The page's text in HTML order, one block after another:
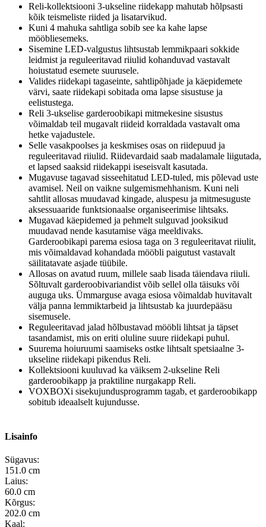
Reli-kollektsiooni 3-ukseline riidekapp mahutab hõlpsasti
kõik teismeliste riided ja lisatarvikud.
Kuni 4 mahuka sahtliga sobib see ka kahe lapse
mööbliesemeks.
Sisemine LED-valgustus lihtsustab lemmikpaari sokkide
leidmist ja reguleeritavad riiulid kohanduvad vastavalt
hoiustatud esemete suurusele.
Valides riidekapi tagaseinte, sahtlipõhjade ja käepidemete
värvi, saate riidekapi sobitada oma lapse sisustuse ja
eelistustega.
Reli 3-ukselise garderoobikapi mitmekesine sisustus
võimaldab teil mugavalt riideid korraldada vastavalt oma
hetke vajadustele.
Selle vasakpoolses ja keskmises osas on riidepuud ja
reguleeritavad riiulid. Riidevardaid saab madalamale liigutada,
et lapsed saaksid riidekappi iseseisvalt kasutada.
Mugavuse tagavad sisseehitatud LED-tuled, mis põlevad uste
avamisel. Neil on vaikne sulgemismehhanism. Kuni neli
sahtlit allosas muudavad kingade, aluspesu ja mitmesuguste
aksessuaaride funktsionaalse organiseerimise lihtsaks.
Mugavad käepidemed ja pehmelt sulguvad jooksikud
muudavad nende kasutamise väga meeldivaks.
Garderoobikapi parema esiosa taga on 3 reguleeritavat riiulit,
mis võimaldavad kohandada mööbli paigutust vastavalt
säilitatavate asjade tüübile.
Allosas on avatud ruum, millele saab lisada täiendava riiuli.
Sõltuvalt garderoobivariandist võib sellel olla täisuks või
auguga uks. Ümmarguse avaga esiosa võimaldab huvitavalt
välja panna lemmiktarbeid ja lihtsustab ka juurdepääsu
sisemusele.
Reguleeritavad jalad hõlbustavad mööbli lihtsat ja täpset
tasandamist, mis on eriti oluline suure riidekapi puhul.
Suurema hoiuruumi saamiseks ostke lihtsalt spetsiaalne 3-
ukseline riidekapi pikendus Reli.
Kollektsiooni kuuluvad ka väiksem 2-ukseline Reli
garderoobikapp ja praktiline nurgakapp Reli.
VOXBOXi sisekujundusprogramm tagab, et garderoobikapp
sobitub ideaalselt kujundusse.
Lisainfo
Sügavus:
151.0 cm
Laius:
60.0 cm
Kõrgus:
202.0 cm
Kaal: